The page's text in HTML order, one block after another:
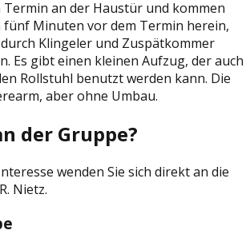
an der Haustür und kommen
fünf Minuten vor dem Termin herein,
Klingeler und Zuspätkommer
Es gibt einen kleinen Aufzug, der auch
Rollstuhl benutzt werden kann. Die
aber ohne Umbau.
der Gruppe?
wenden Sie sich direkt an die
Nietz.